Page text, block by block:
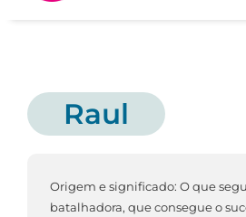
Raul
Origem e significado: O que
batalhadora, que consegue o